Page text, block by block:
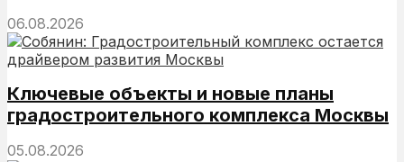
06.08.2026
Ключевые объекты и новые планы
градостроительного комплекса Москвы
05.08.2026